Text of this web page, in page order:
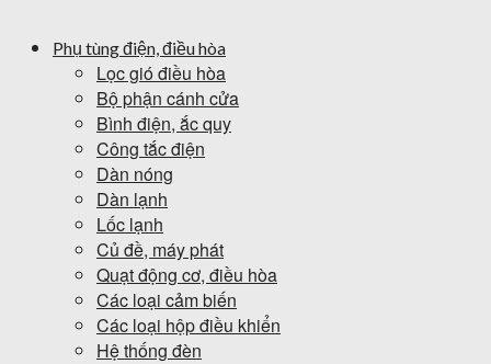
Phụ tùng điện, điều hòa
Lọc gió điều hòa
Bộ phận cánh cửa
Bình điện, ắc quy
Công tắc điện
Dàn nóng
Dàn lạnh
Lốc lạnh
Củ đề, máy phát
Quạt động cơ, điều hòa
Các loại cảm biến
Các loại hộp điều khiển
Hệ thống đèn